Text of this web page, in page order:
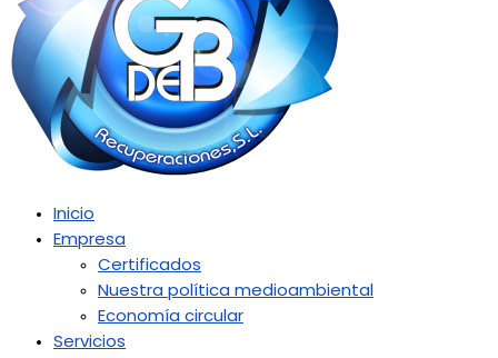
Inicio
Empresa
Certificados
Nuestra política medioambiental
Economía circular
Servicios